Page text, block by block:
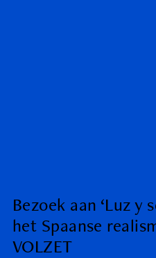
Bezoek aan ‘Luz y
het Spaanse
VOLZET